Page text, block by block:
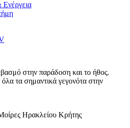
στην παράδοση και το ήθος.
τα σημαντικά γεγονότα στην
Ηρακλείου Κρήτης